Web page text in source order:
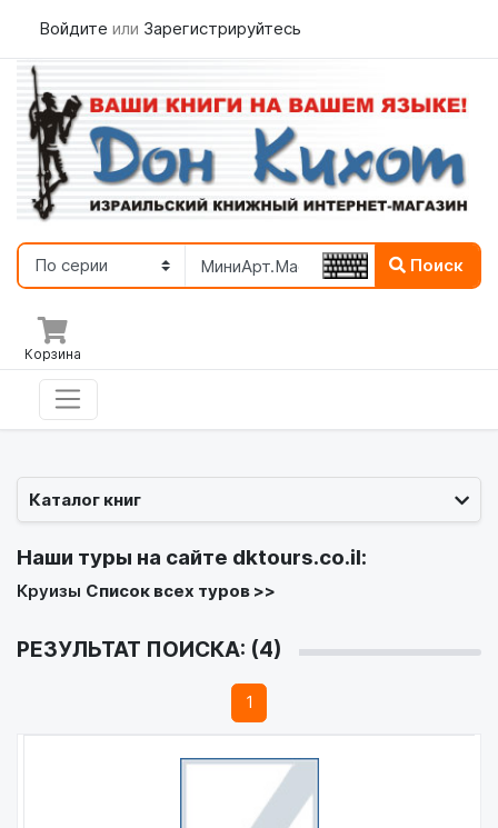
Войдите или Зарегистрируйтесь
Поиск
Корзина
Каталог книг
Наши туры на сайте dktours.co.il:
Круизы Список всех туров >>
РЕЗУЛЬТАТ ПОИСКА: (4)
1